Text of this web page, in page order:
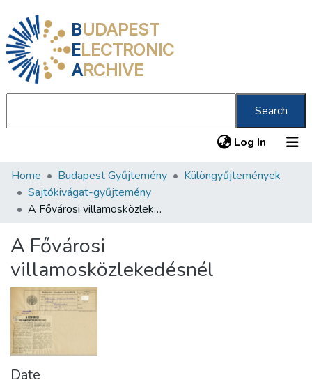
BUDAPEST
ELECTRONIC
ARCHIVE
Search
Log In (current)
Communities & Collections
All of DSpace
About us
Home Budapest Gyűjtemény
Különgyűjtemények
Sajtókivágat-gyűjtemény
A Fővárosi villamosközlekedésnél
A Fővárosi
villamosközlekedésnél
Date